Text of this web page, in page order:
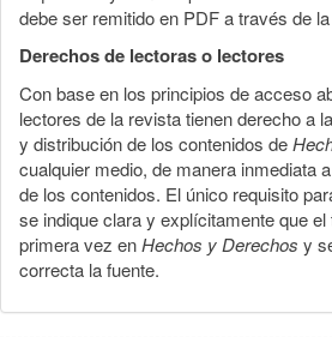
debe ser remitido en PDF a través de
Derechos de lectoras o lectores
Con base en los principios de acceso
lectores de la revista tienen derecho a
y distribución de los contenidos de
cualquier medio, de manera inmediata
de los contenidos. El único requisito
se indique clara y explícitamente que
primera vez enHechos y Derechos y
correcta la fuente.